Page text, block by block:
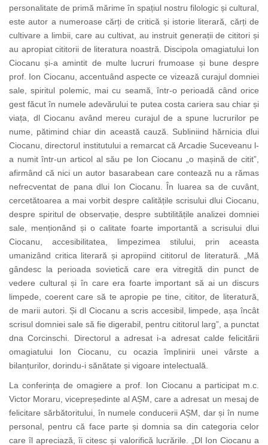
personalitate de primă mărime în spațiul nostru filologic și cultural,
este autor a numeroase cărți de critică și istorie literară, cărți de
cultivare a limbii, care au cultivat, au instruit generații de cititori și
au apropiat cititorii de literatura noastră. Discipola omagiatului Ion
Ciocanu și-a amintit de multe lucruri frumoase și bune despre
prof. Ion Ciocanu, accentuând aspecte ce vizează curajul domniei
sale, spiritul polemic, mai cu seamă, într-o perioadă când orice
gest făcut în numele adevărului te putea costa cariera sau chiar și
viața, dl Ciocanu având mereu curajul de a spune lucrurilor pe
nume, pătimind chiar din această cauză. Subliniind hărnicia dlui
Ciocanu, directorul institutului a remarcat că Arcadie Suceveanu l-
a numit într-un articol al său pe Ion Ciocanu „o mașină de citit”,
afirmând că nici un autor basarabean care contează nu a rămas
nefrecventat de pana dlui Ion Ciocanu. În luarea sa de cuvânt,
cercetătoarea a mai vorbit despre calitățile scrisului dlui Ciocanu,
despre spiritul de observație, despre subtilitățile analizei domniei
sale, menționând și o calitate foarte importantă a scrisului dlui
Ciocanu, accesibilitatea, limpezimea stilului, prin aceasta
umanizând critica literară și apropiind cititorul de literatură. „Mă
gândesc la perioada sovietică care era vitregită din punct de
vedere cultural și în care era foarte important să ai un discurs
limpede, coerent care să te apropie pe tine, cititor, de literatură,
de marii autori. Și dl Ciocanu a scris accesibil, limpede, așa încât
scrisul domniei sale să fie digerabil, pentru cititorul larg”, a punctat
dna Corcinschi. Directorul a adresat i-a adresat calde felicitării
omagiatului Ion Ciocanu, cu ocazia împlinirii unei vârste a
bilanțurilor, dorindu-i sănătate și vigoare intelectuală.
La conferința de omagiere a prof. Ion Ciocanu a participat m.c.
Victor Moraru, vicepreședinte al AȘM, care a adresat un mesaj de
felicitare sărbătoritului, în numele conducerii AȘM, dar și în nume
personal, pentru că face parte și domnia sa din categoria celor
care îl apreciază, îi citesc și valorifică lucrările. „Dl Ion Ciocanu a